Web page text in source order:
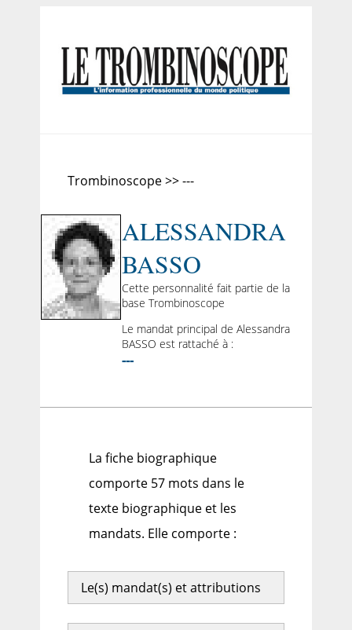
Trombinoscope >> ---
ALESSANDRA
BASSO
Cette personnalité fait partie de la
base Trombinoscope
Le mandat principal de Alessandra
BASSO est rattaché à :
---
La fiche biographique
comporte 57 mots dans le
texte biographique et les
mandats. Elle comporte :
Le(s) mandat(s) et attributions